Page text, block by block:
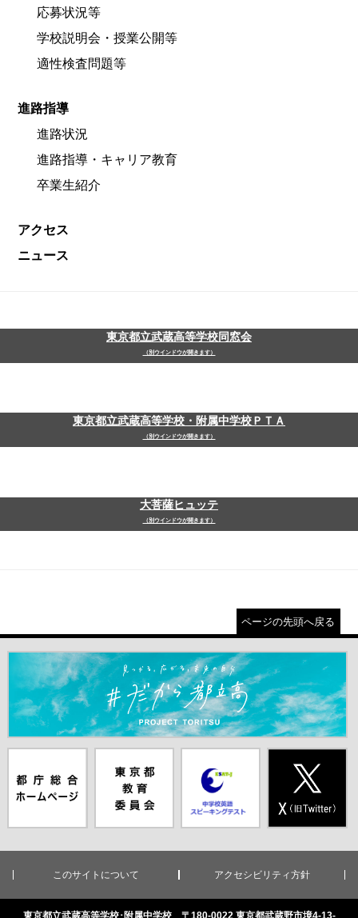
応募状況等
学校説明会・授業公開等
適性検査問題等
進路指導
進路状況
進路指導・キャリア教育
卒業生紹介
アクセス
ニュース
東京都立武蔵高等学校同窓会
（別ウインドウが開きます）
東京都立武蔵高等学校・附属中学校ＰＴＡ
（別ウインドウが開きます）
大菩薩ヒュッテ
（別ウインドウが開きます）
ページの先頭へ戻る
＃だから都立高（別ウインドウが開きます）
ムページ（別
ウインドウが
員会（別ウイ
ンドウが開き
ピーキングテ
スト（別ウイ
ンドウが開き
（別ウインド
ウが開きま
す）
このサイトについて アクセシビリティ方針
東京都立武蔵高等学校･附属中学校 〒180-0022 東京都武蔵野市境4-13-